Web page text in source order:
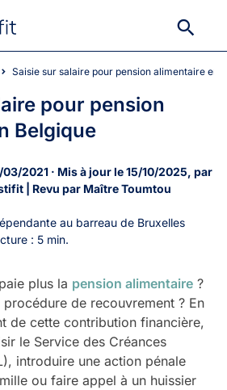
Saisie sur salaire pour pension alimentaire en
pour pension
Belgique
2021 · Mis à jour le 15/10/2025, par
| Revu par Maître Toumtou
au barreau de Bruxelles
: 5 min.
plus la pension alimentaire ?
de recouvrement ? En
de cette contribution financière,
le Service des Créances
introduire une action pénale
ou faire appel à un huissier